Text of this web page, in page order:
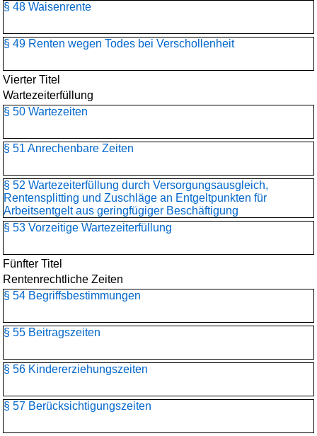
§ 48 Waisenrente
§ 49 Renten wegen Todes bei Verschollenheit
Vierter Titel
Wartezeiterfüllung
§ 50 Wartezeiten
§ 51 Anrechenbare Zeiten
§ 52 Wartezeiterfüllung durch Versorgungsausgleich,
Rentensplitting und Zuschläge an Entgeltpunkten für
Arbeitsentgelt aus geringfügiger Beschäftigung
§ 53 Vorzeitige Wartezeiterfüllung
Fünfter Titel
Rentenrechtliche Zeiten
§ 54 Begriffsbestimmungen
§ 55 Beitragszeiten
§ 56 Kindererziehungszeiten
§ 57 Berücksichtigungszeiten